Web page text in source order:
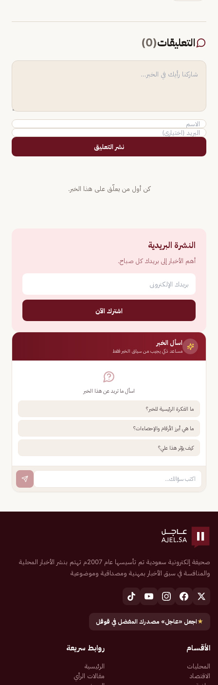
التعليقات(
0
)
نشر التعليق
كن أول من يعلّق على هذا الخبر.
النشرة البريدية
أهم الأخبار إلى بريدك كل صباح.
اشترك الآن
اسأل الخبر
مساعد ذكي يجيب من سياق الخبر فقط
اسأل ما تريد عن هذا الخبر
ما الفكرة الرئيسية للخبر؟
ما هي أبرز الأرقام والإحصاءات؟
كيف يؤثر هذا علي؟
صحيفة إلكترونية سعودية تم تأسيسها عام 2007م تهتم بنشر الأخبار المحلية
والمنافسة في سبق الأخبار بمهنية ومصداقية وموضوعية
★اجعل «عاجل» مصدرك المفضل في قوقل
الأقسام
المحليات
الاقتصاد
روابط سريعة
الرئيسية
مقالات الرأي